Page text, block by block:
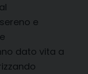
e
dato vita a